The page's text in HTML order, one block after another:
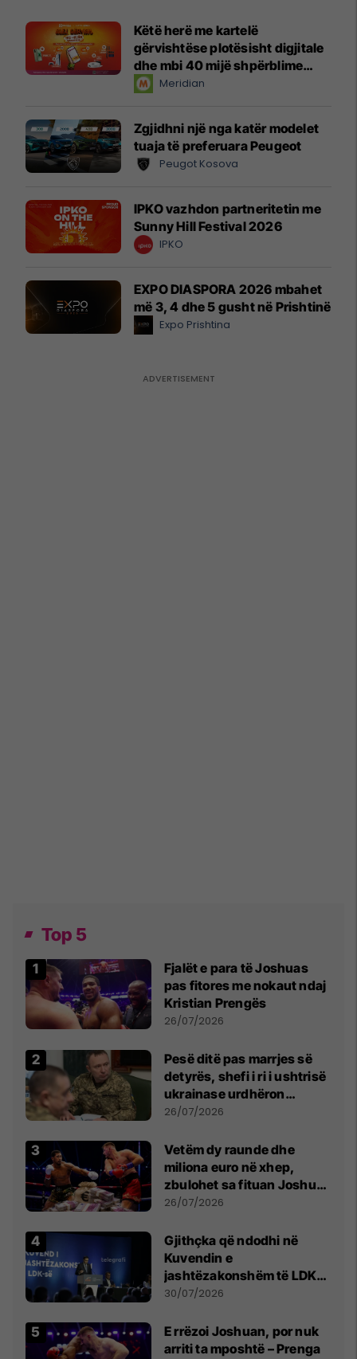
Këtë herë me kartelë
gërvishtëse plotësisht digjitale
dhe mbi 40 mijë shpërblime
instant!Meridian
Zgjidhni një nga katër modelet
tuaja të preferuara Peugeot
Peugot Kosova
IPKO vazhdon partneritetin me
Sunny Hill Festival 2026
IPKO
EXPO DIASPORA 2026 mbahet
më 3, 4 dhe 5 gusht në Prishtinë
Expo Prishtina
Top 5
Fjalët e para të Joshuas
pas fitores me nokaut ndaj
Kristian Prengës
26/07/2026
Pesë ditë pas marrjes së
detyrës, shefi i ri i ushtrisë
ukrainase urdhëron
kontroll të madh
26/07/2026
Vetëm dy raunde dhe
miliona euro në xhep,
zbulohet sa fituan Joshua
e Prenga
26/07/2026
Gjithçka që ndodhi në
Kuvendin e
jashtëzakonshëm të LDK-
së
30/07/2026
E rrëzoi Joshuan, por nuk
arriti ta mposhtë – Prenga